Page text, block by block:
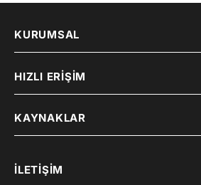
KURUMSAL
HIZLI ERIŞIM
KAYNAKLAR
İLETIŞIM